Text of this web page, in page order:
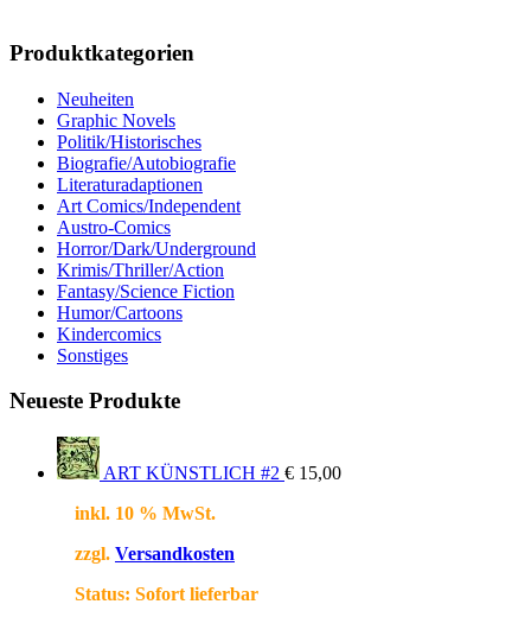
Produktkategorien
Neuheiten
Graphic Novels
Politik/Historisches
Biografie/Autobiografie
Literaturadaptionen
Art Comics/Independent
Austro-Comics
Horror/Dark/Underground
Krimis/Thriller/Action
Fantasy/Science Fiction
Humor/Cartoons
Kindercomics
Sonstiges
Neueste Produkte
ART KÜNSTLICH #2 € 15,00
inkl. 10 % MwSt.
zzgl. Versandkosten
Status: Sofort lieferbar